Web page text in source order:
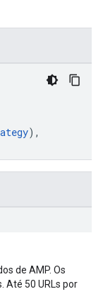
),
de AMP. Os
Até 50 URLs por